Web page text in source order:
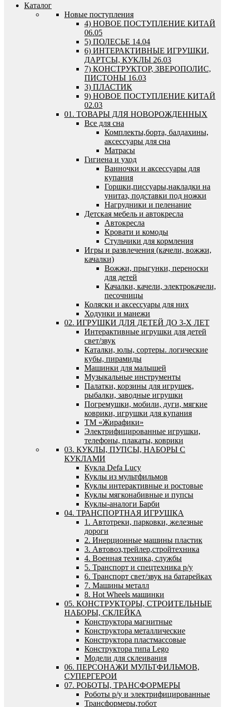
Каталог
Новые поступления
4) НОВОЕ ПОСТУПЛЕНИЕ КИТАЙ
06.05
5) ПОЛЕСЬЕ 14.04
6) ИНТЕРАКТИВНЫЕ ИГРУШКИ,
ДАРТСЫ, КУКЛЫ 26.03
7) КОНСТРУКТОР, ЗВЕРОПОЛИС,
ПИСТОНЫ 16.03
3) ПЛАСТИК
9) НОВОЕ ПОСТУПЛЕНИЕ КИТАЙ
02.03
01. ТОВАРЫ ДЛЯ НОВОРОЖДЕННЫХ
Все для сна
Комплекты,борта, балдахины,
аксессуары для сна
Матрасы
Гигиена и уход
Ванночки и аксессуары для
купания
Горшки,писсуары,накладки на
унитаз, подставки под ножки
Нагрудники и пеленание
Детская мебель и автокресла
Автокресла
Кровати и комоды
Стульчики для кормления
Игры и развлечения (качели, вожжи,
качалки)
Вожжи, прыгунки, переноски
для детей
Качалки, качели, электрокачели,
песочницы
Коляски и аксессуары для них
Ходунки и манежи
02. ИГРУШКИ ДЛЯ ДЕТЕЙ ДО 3-Х ЛЕТ
Интерактивные игрушки для детей
свет/звук
Каталки, юлы, сортеры. логические
кубы, пирамиды
Машинки для малышей
Музыкальные инструменты
Палатки, корзины для игрушек,
рыбалки, заводные игрушки
Погремушки, мобили, дуги, мягкие
коврики, игрушки для купания
ТМ «Жирафики»
Электрифицированные игрушки,
телефоны, плакаты, коврики
03. КУКЛЫ, ПУПСЫ, НАБОРЫ С
КУКЛАМИ
Кукла Defa Lucy
Куклы из мультфильмов
Куклы интерактивные и ростовые
Куклы мягконабивные и пупсы
Куклы-аналоги Барби
04. ТРАНСПОРТНАЯ ИГРУШКА
1. Автотреки, парковки, железные
дороги
2. Инерционные машины пластик
3. Автовоз,трейлер,стройтехника
4. Военная техника, службы
5. Транспорт и спецтехника р/у
6. Транспорт свет/звук на батарейках
7. Машины металл
8. Hot Wheels машинки
05. КОНСТРУКТОРЫ, СТРОИТЕЛЬНЫЕ
НАБОРЫ, СКЛЕЙКА
Конструктора магнитные
Конструктора металлические
Конструктора пластмассовые
Конструктора типа Lego
Модели для склеивания
06. ПЕРСОНАЖИ МУЛЬТФИЛЬМОВ,
СУПЕРГЕРОИ
07. РОБОТЫ, ТРАНСФОРМЕРЫ
Роботы р/у и электрифицированные
Трансформеры,тобот